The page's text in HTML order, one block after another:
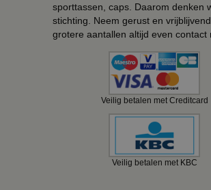
sporttassen, caps. Daarom denken
stichting. Neem gerust en
grotere aantallen altijd even
Veilig betalen met Creditcard
Veilig betalen met KBC